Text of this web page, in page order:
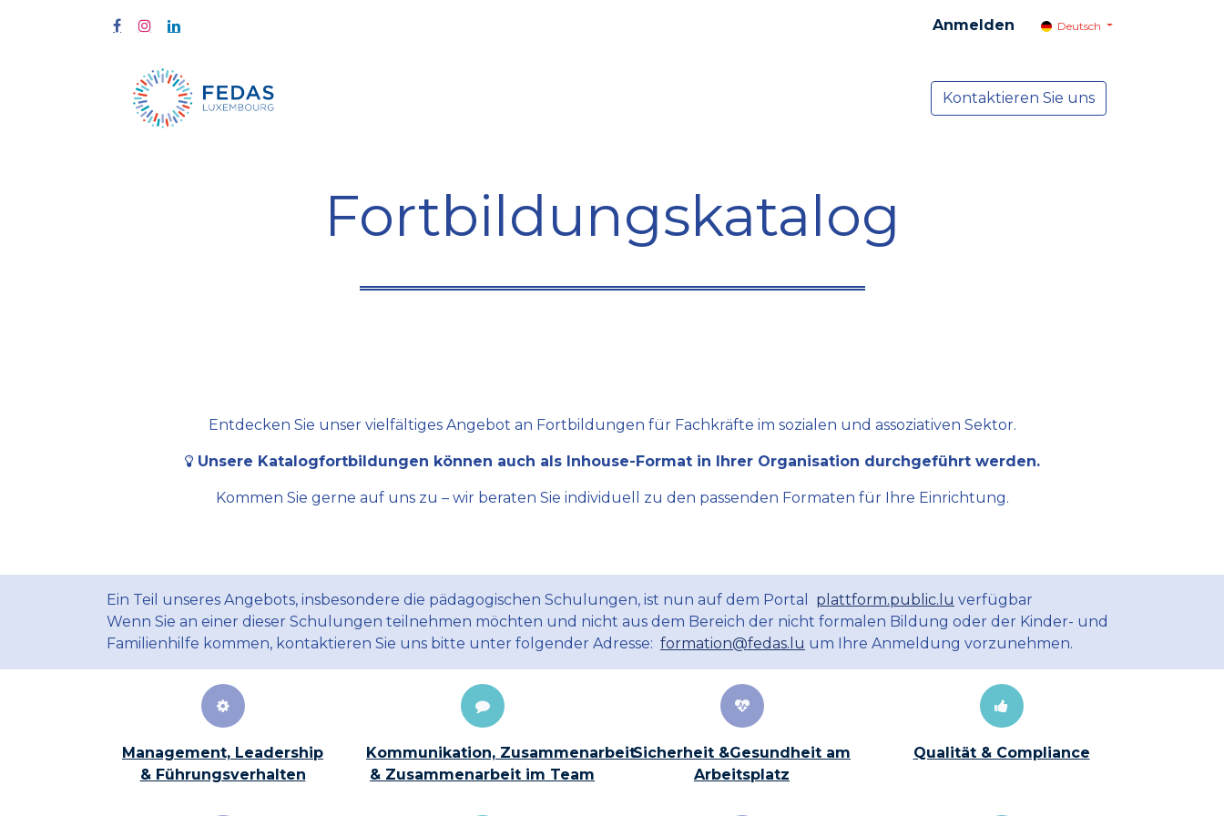
Anmelden Deutsch
NEWS
Kontaktieren Sie uns
Fortbildungskatalog
Entdecken Sie unser vielfältiges Angebot an Fortbildungen für Fachkräfte im sozialen und assoziativen Sektor.
Unsere Katalogfortbildungen können auch als Inhouse-Format in Ihrer Organisation durchgeführt werden.
Kommen Sie gerne auf uns zu – wir beraten Sie individuell zu den passenden Formaten für Ihre Einrichtung.
Ein Teil unseres Angebots, insbesondere die pädagogischen Schulungen, ist nun auf dem Portal plattform.public.lu verfügbar
Wenn Sie an einer dieser Schulungen teilnehmen möchten und nicht aus dem Bereich der nicht formalen Bildung oder der Kinder- und
Familienhilfe kommen, kontaktieren Sie uns bitte unter folgender Adresse: formation@fedas.lu um Ihre Anmeldung vorzunehmen.
Management, Leadership
& Führungsverhalten
Kommunikation, Zusammenarbeit
& Zusammenarbeit im Team
Sicherheit &Gesundheit am
Arbeitsplatz
Qualität & Compliance